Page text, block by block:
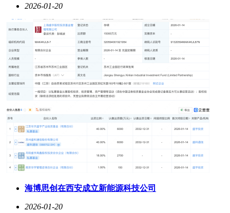
2026-01-20
海博思创在西安成立新能源科技公司
2026-01-20